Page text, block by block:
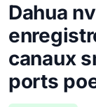
Dahua
canaux
ports